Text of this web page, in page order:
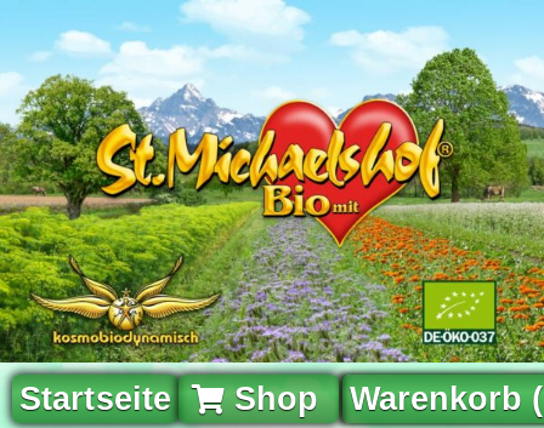
Startseite Shop Warenkorb